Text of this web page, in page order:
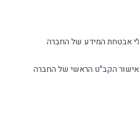
אבטחת המידע של החברה
הקב"ט הראשי של החברה